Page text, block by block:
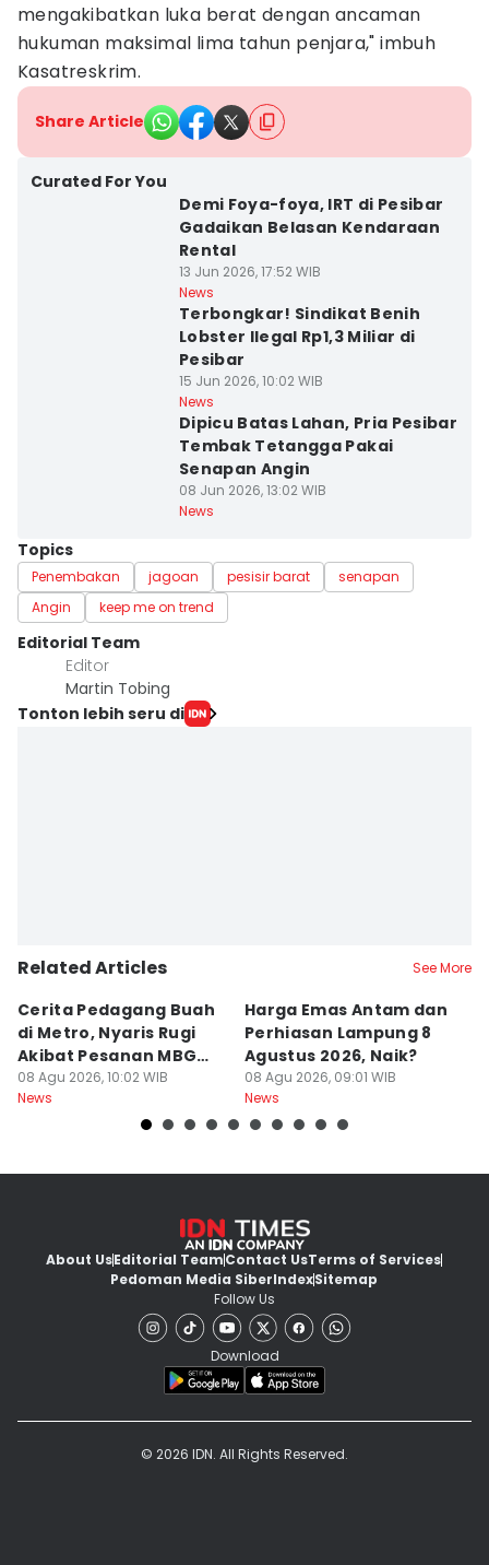
mengakibatkan luka berat dengan ancaman
hukuman maksimal lima tahun penjara," imbuh
Kasatreskrim.
Share Article
Curated For You
Demi Foya-foya, IRT di Pesibar
Gadaikan Belasan Kendaraan
Rental
13 Jun 2026, 17:52 WIB
News
Terbongkar! Sindikat Benih
Lobster Ilegal Rp1,3 Miliar di
Pesibar
15 Jun 2026, 10:02 WIB
News
Dipicu Batas Lahan, Pria Pesibar
Tembak Tetangga Pakai
Senapan Angin
08 Jun 2026, 13:02 WIB
News
Topics
Penembakan jagoan pesisir barat
senapan
Angin
keep me on trend
Editorial Team
Editor
Martin Tobing
Tonton lebih seru di
Related Articles See More
Cerita Pedagang Buah
di Metro, Nyaris Rugi
Akibat Pesanan MBG
Batal
08 Agu 2026, 10:02 WIB
News
Harga Emas Antam dan
Perhiasan Lampung 8
Agustus 2026, Naik?
08 Agu 2026, 09:01 WIB
News
About UsEditorial TeamContact UsTerms of Services
Pedoman Media SiberIndexSitemap
Follow Us
Download
© 2026 IDN. All Rights Reserved.